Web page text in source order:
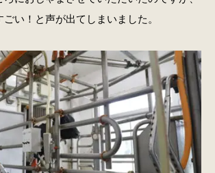
い！と声が出てしまいました。